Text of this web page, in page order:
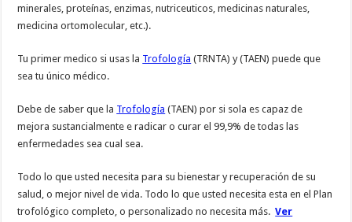
minerales, proteínas, enzimas, nutriceuticos, medicinas naturales,
medicina ortomolecular, etc.).
Tu primer medico si usas la Trofología (TRNTA) y (TAEN) puede que
sea tu único médico.
Debe de saber que la Trofología (TAEN) por si sola es capaz de
mejora sustancialmente e radicar o curar el 99,9% de todas las
enfermedades sea cual sea.
Todo lo que usted necesita para su bienestar y recuperación de su
salud, o mejor nivel de vida. Todo lo que usted necesita esta en el Plan
trofológico completo, o personalizado no necesita más.Ver